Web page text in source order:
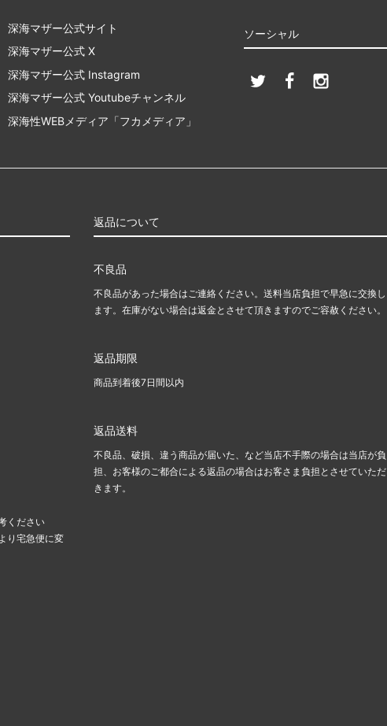
ソーシャル
深海マザー公式サイト
深海マザー公式 X
深海マザー公式 Instagram
深海マザー公式 Youtubeチャンネル
深海性WEBメディア「フカメディア」
ください
り宅急便に変
返品について
不良品
不良品があった場合はご連絡ください。送料当店負担で早急に交換し
ます。在庫がない場合は返金とさせて頂きますのでご容赦ください。
返品期限
商品到着後7日間以内
返品送料
不良品、破損、違う商品が届いた、など当店不手際の場合は当店が負
担、お客様のご都合による返品の場合はお客さま負担とさせていただ
きます。